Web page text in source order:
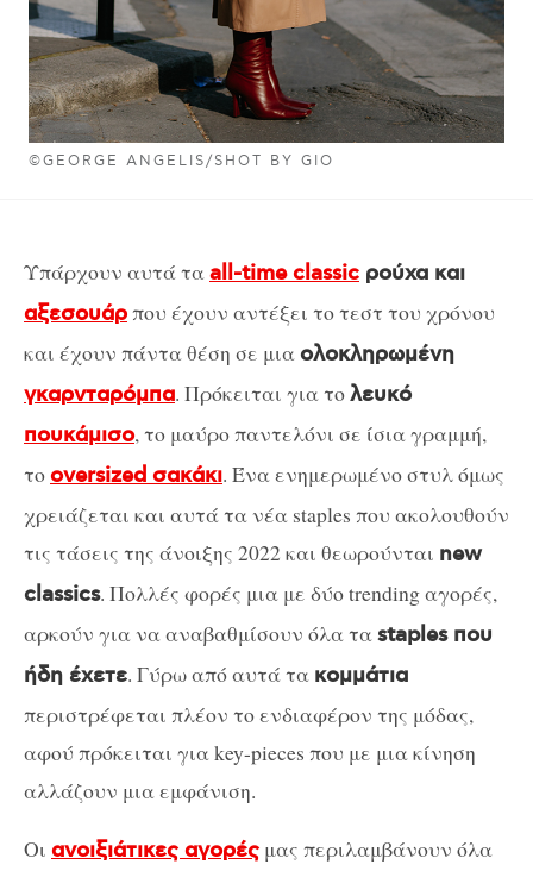
©GEORGE ANGELIS/SHOT BY GIO
Υπάρχουν αυτά ταall-time classic ρούχα και
αξεσουάρπου έχουν αντέξει το τεστ του χρόνου
και έχουν πάντα θέση σε μιαολοκληρωμένη
γκαρνταρόμπα. Πρόκειται για τολευκό
πουκάμισο, το μαύρο παντελόνι σε ίσια γραμμή,
τοoversized σακάκι. Ένα ενημερωμένο στυλ όμως
χρειάζεται και αυτά τα νέα staples που ακολουθούν
τις τάσεις της άνοιξης 2022 και θεωρούνται new
classics. Πολλές φορές μια με δύο trending αγορές,
αρκούν για να αναβαθμίσουν όλα ταstaples που
ήδη έχετε. Γύρω από αυτά τα κομμάτια
περιστρέφεται πλέον το ενδιαφέρον της μόδας,
αφού πρόκειται για key-pieces που με μια κίνηση
αλλάζουν μια εμφάνιση.
Οι ανοιξιάτικες αγορές μας περιλαμβάνουν όλα